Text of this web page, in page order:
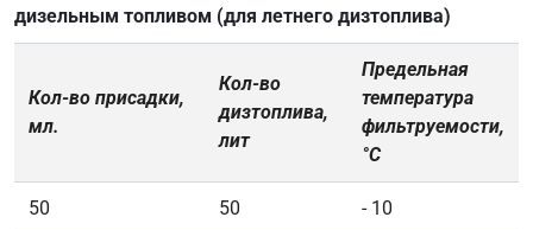
дизельным топливом (для летнего дизтоплива)
Кол-во присадки,
мл.
Кол-во
дизтоплива,
лит
Предельная
температура
фильтруемости,
°С
50 50 - 10